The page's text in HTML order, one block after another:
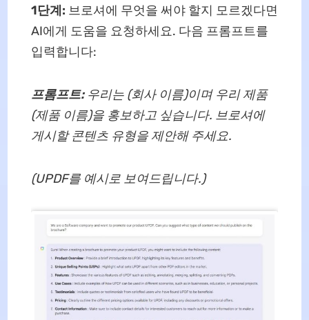
1단계: 브로셔에 무엇을 써야 할지 모르겠다면
AI에게 도움을 요청하세요. 다음 프롬프트를
입력합니다:
프롬프트: 우리는 (회사 이름)이며 우리 제품
(제품 이름)을 홍보하고 싶습니다. 브로셔에
게시할 콘텐츠 유형을 제안해 주세요.
(UPDF를 예시로 보여드립니다.)